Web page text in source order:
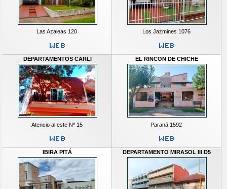
Las Azaleas 120 Los Jazmines 1076
DEPARTAMENTOS CARLI
Atencio al este Nº 15
EL RINCON DE CHICHE
Paraná 1592
IBIRA PITÁ DEPARTAMENTO MIRASOL III D5